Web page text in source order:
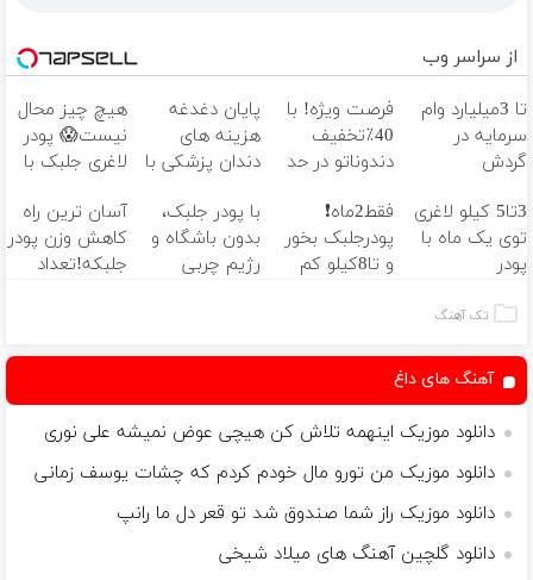
از سراسر وب
تا 3میلیارد وام
سرمایه در
گردش
فروشگاهت رو
ثبت کن
فرصت ویژه! با
40٪تخفیف
دندوناتو در حد
سفید کن
پایان دغدغه
هزینه های
دندان پزشکی با
کننده خانگی
هیچ چیز محال
نیست😱 پودر
لاغری جلبک با
منتظرته!
3تا5 کیلو لاغری
توی یک ماه با
پودر
محدود)
فقط2ماه❗
پودرجلبک بخور
و تا8کیلو کم
با پودر جلبک،
بدون باشگاه و
رژیم چربی
آسان ترین راه
کاهش وزن پودر
جلبکه!تعداد
تک آهنگ
آهنگ های داغ
دانلود موزیک اینهمه تلاش کن هیچی عوض نمیشه علی نوری
دانلود موزیک من تورو مال خودم کردم که چشات یوسف زمانی
دانلود موزیک راز شما صندوق شد تو قعر دل ما رانپ
دانلود گلچین آهنگ های میلاد شیخی